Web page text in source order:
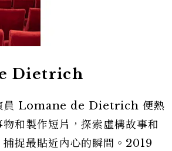
Dietrich
員 Lomane de Dietrich 便熱
和製作短片，探索虛構故事和
捕捉最貼近內心的瞬間。2019